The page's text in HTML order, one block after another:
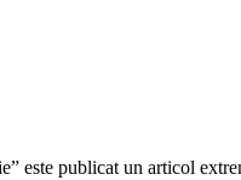
este publicat un articol